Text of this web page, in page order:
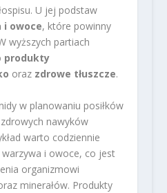
U jej podstaw
i owoce, które powinny
wyższych partiach
produkty
oraz zdrowe tłuszcze.
w planowaniu posiłków
nawyków
warto codziennie
i owoce, co jest
organizmowi
minerałów. Produkty